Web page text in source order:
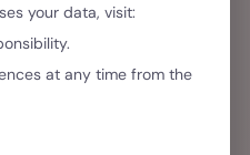
com propósito:
vende e ainda
lê. Fundadora da
escrita criativa e
7 anos de
your data, visit:
at any time from the